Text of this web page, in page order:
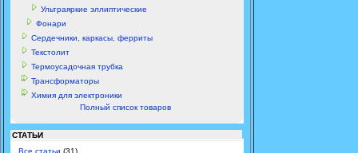
Ультраяркие эллиптические
Фонари
Сердечники, каркасы, ферриты
Текстолит
Термоусадочная трубка
Трансформаторы
Химия для электроники
Полный список товаров
СТАТЬИ
Все статьи (31)